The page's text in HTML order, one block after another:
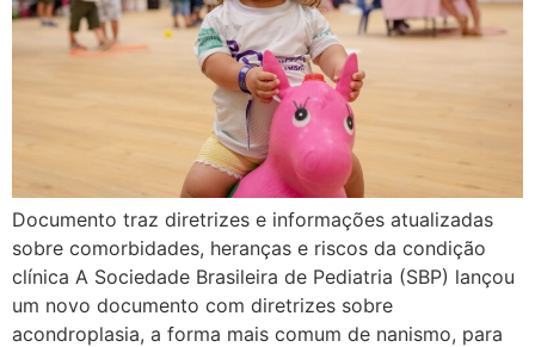
Documento traz diretrizes e informações atualizadas
sobre comorbidades, heranças e riscos da condição
clínica A Sociedade Brasileira de Pediatria (SBP) lançou
um novo documento com diretrizes sobre
acondroplasia, a forma mais comum de nanismo, para